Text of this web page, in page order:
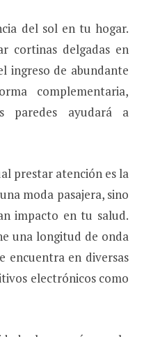
del sol en tu hogar.
cortinas delgadas en
ingreso de abundante
complementaria,
paredes ayudará a
prestar atención es la
moda pasajera, sino
impacto en tu salud.
una longitud de onda
encuentra en diversas
electrónicos como